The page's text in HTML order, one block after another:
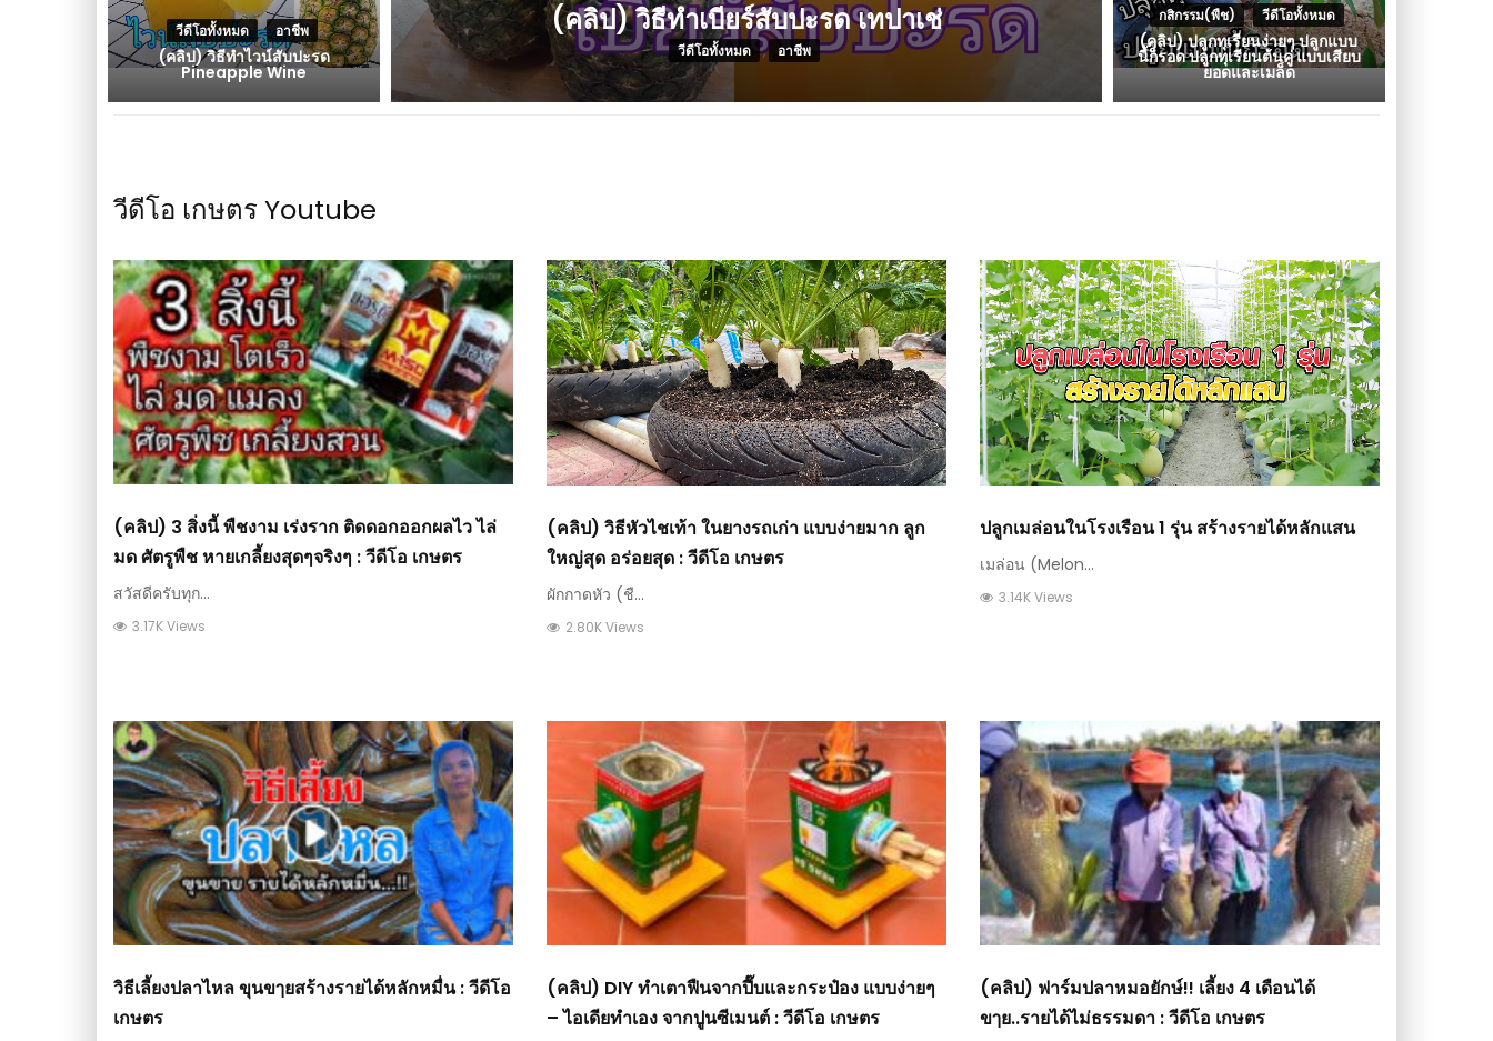
วีดีโอทั้งหมด , อาชีพ
(คลิป) วิธีทำไวน์สับปะรด
Pineapple Wine
(คลิป) วิธีทำเบียร์สับปะรด เทปาเช่
วีดีโอทั้งหมด , อาชีพ
กสิกรรม(พืช) , วีดีโอทั้งหมด
(คลิป) ปลูกทุเรียนง่ายๆ ปลูกแบบ
นี้ก็รอด ปลูกทุเรียนต้นคู่ แบบเสียบ
ยอดและเมล็ด
วีดีโอ เกษตร Youtube
(คลิป) 3 สิ่งนี้ พืชงาม เร่งราก ติดดอกออกผลไว ไล่
มด ศัตรูพืช หายเกลี้ยงสุดๆจริงๆ : วีดีโอ เกษตร
สวัสดีครับทุก...
3.17K Views
(คลิป) วิธีหัวไชเท้า ในยางรถเก่า แบบง่ายมาก ลูก
ใหญ่สุด อร่อยสุด : วีดีโอ เกษตร
ผักกาดหัว (ชื...
2.80K Views
ปลูกเมล่อนในโรงเรือน 1 รุ่น สร้างรายได้หลักแสน
เมล่อน (Melon...
3.14K Views
วิธีเลี้ยงปลาไหล ขุนขๅยสร้างรายได้หลักหมื่น : วีดีโอ
เกษตร
(คลิป) DIY ทำเตาฟืนจากปี๊บและกระป๋อง แบบง่ายๆ
– ไอเดียทำเอง จากปูนซีเมนต์ : วีดีโอ เกษตร
(คลิป) ฟาร์มปลาหมอยักษ์!! เลี้ยง 4 เดือนได้
ขๅย..รายได้ไม่ธรรมดา : วีดีโอ เกษตร